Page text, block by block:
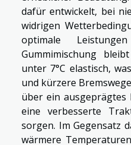
dafür entwickelt, bei
widrigen
optimale
Gummimischung
unter 7°C elastisch,
und kürzere
über ein
eine verbesserte
sorgen. Im Gegensatz
wärmere